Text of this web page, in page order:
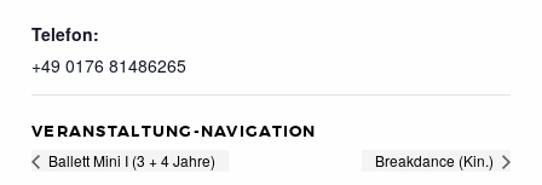
Telefon:
+49 0176 81486265
VERANSTALTUNG-NAVIGATION
Ballett Mini I (3 + 4 Jahre) Breakdance (Kin.)